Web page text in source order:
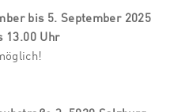
bis 5. September 2025
13.00 Uhr